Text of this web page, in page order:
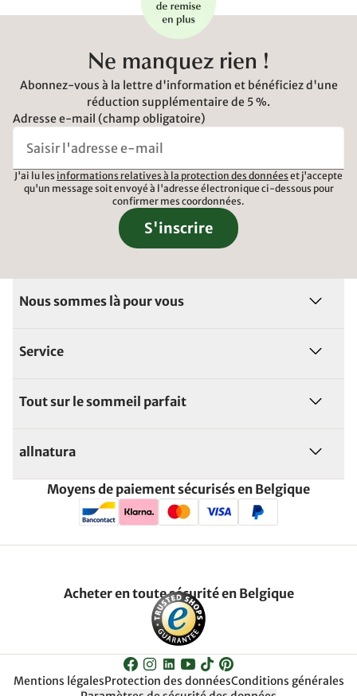
Ne manquez rien !
Abonnez-vous à la lettre d'information et bénéficiez d'une
réduction supplémentaire de 5 %.
Adresse e-mail (champ obligatoire)
J'ai lu les informations relatives à la protection des données et j'accepte
qu'un message soit envoyé à l'adresse électronique ci-dessous pour
confirmer mes coordonnées.
S'inscrire
Nous sommes là pour vous
Service
Tout sur le sommeil parfait
allnatura
Moyens de paiement sécurisés en Belgique
Acheter en toute sécurité en Belgique
Mentions légalesProtection des donnéesConditions générales